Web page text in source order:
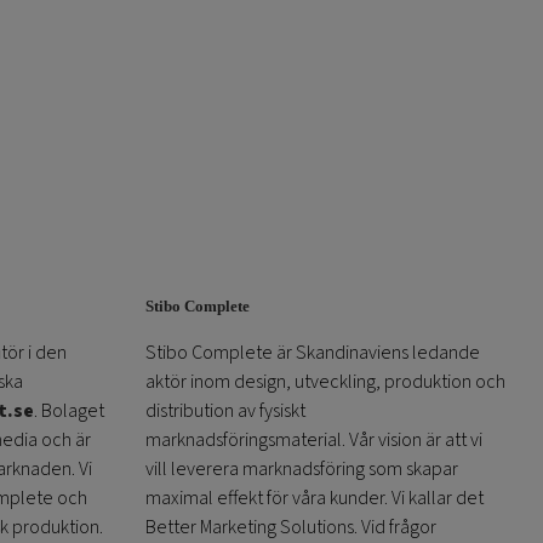
i den
. Bolaget
och är
Vi
och
produktion.
Stibo Complete
Stibo Complete är Skandinaviens ledande
aktör inom design, utveckling, produktion och
distribution av fysiskt
marknadsföringsmaterial. Vår vision är att vi
vill leverera marknadsföring som skapar
maximal effekt för våra kunder. Vi kallar det
Better Marketing Solutions. Vid frågor